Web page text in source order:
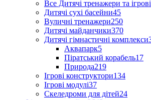
Все Дитячі тренажери та
Дитячі сухі басейни45
Вуличні тренажери250
Дитячі майданчики370
Дитячі гімнастичні комплекси
Аквапарк5
Піратський корабель17
Природа219
Ігрові конструктори134
Ігрові модулі37
Скеледроми для дітей24